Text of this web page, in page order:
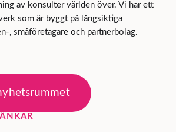
av konsulter världen över. Vi har ett
som är byggt på långsiktiga
, småföretagare och partnerbolag.